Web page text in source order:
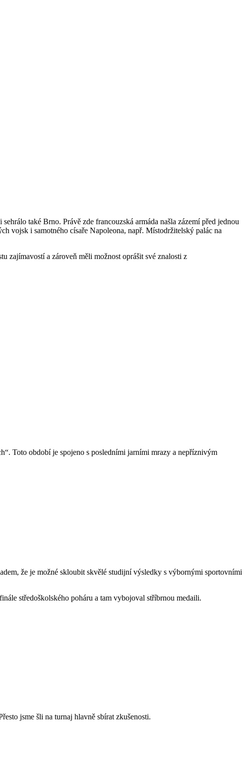
také Brno. Právě zde francouzská armáda našla zázemí před jednou
vojsk i samotného císaře Napoleona, např. Místodržitelský palác na
zajímavostí a zároveň měli možnost oprášit své znalosti z
Toto období je spojeno s posledními jarními mrazy a nepříznivým
že je možné skloubit skvělé studijní výsledky s výbornými sportovními
středoškolského poháru a tam vybojoval stříbrnou medaili.
jsme šli na turnaj hlavně sbírat zkušenosti.